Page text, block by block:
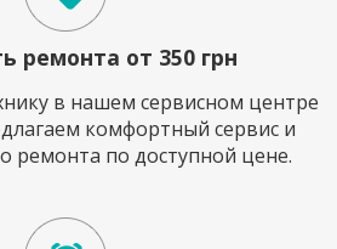
ремонта от 350 грн
в нашем сервисном центре
комфортный сервис и
ремонта по доступной цене.